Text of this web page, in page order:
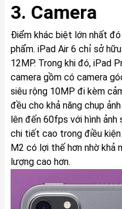
3. Camera
Điểm khác biệt lớn nhất
phẩm. iPad Air 6 chỉ sở
12MP. Trong khi đó, iPad
camera gồm có camera
siêu rộng 10MP đi kèm
đều cho khả năng chụp
lên đến 60fps với hình ảnh
chi tiết cao trong điều kiện
M2 có lợi thế hơn nhờ khả
lượng cao hơn.